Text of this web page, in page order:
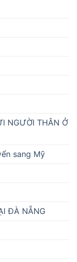
NGƯỜI THÂN Ở
sang Mỹ
ĐÀ NẴNG